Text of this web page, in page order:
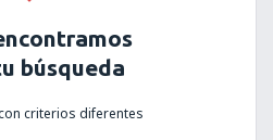
búsqueda
criterios diferentes